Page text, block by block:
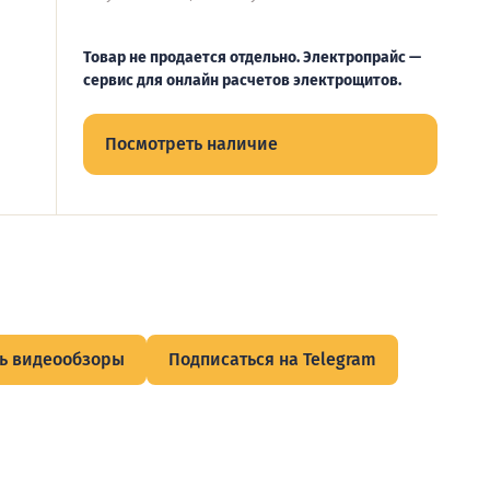
Товар не продается отдельно. Электропрайс —
сервис для онлайн расчетов электрощитов.
Посмотреть наличие
видеообзоры Подписаться на Telegram